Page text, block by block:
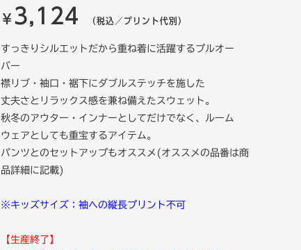
￥ 3,124 （税込／プリント代別）
すっきりシルエットだから重ね着に活躍するプルオー
バー
襟リブ・袖口・裾下にダブルステッチを施した
丈夫さとリラックス感を兼ね備えたスウェット。
秋冬のアウター・インナーとしてだけでなく、ルーム
ウェアとしても重宝するアイテム。
パンツとのセットアップもオススメ(オススメの品番は商
品詳細に記載)
※キッズサイズ：袖への縦長プリント不可
【生産終了】